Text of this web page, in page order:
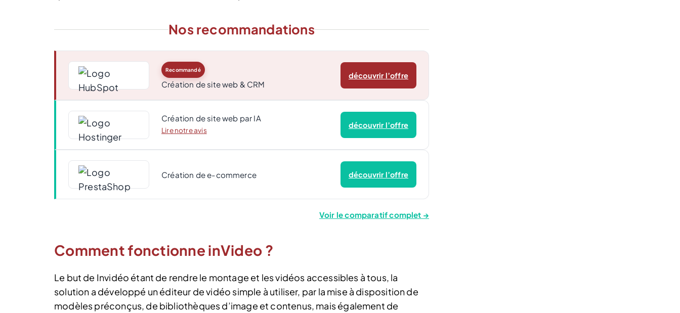
Nos recommandations
Recommandé
Création de site web & CRM
découvrir l’offre
Création de site web par IA
Lire notre avis
découvrir l’offre
Création de e-commerce découvrir l’offre
Voir le comparatif complet →
Comment fonctionne inVideo ?
Le but de Invidéo étant de rendre le montage et les vidéos accessibles à tous, la
solution a développé un éditeur de vidéo simple à utiliser, par la mise à disposition de
modèles préconçus, de bibliothèques d’image et contenus, mais également de